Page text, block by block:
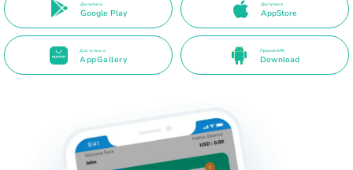
Доступно в
Google Play
Доступно в
AppStore
Доступно в
AppGallery
Прямой APK
Download